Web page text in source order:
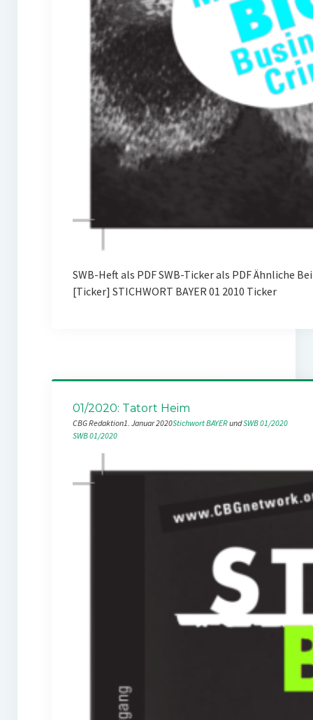
SWB-Heft als PDF SWB-Ticker als PDF Ähnliche
[Ticker] STICHWORT BAYER 01 2010 Ticker
01/2020: Tatort Heim
CBG Redaktion1. Januar 2020Stichwort BAYER und SWB 01/2020
SWB 01/2020